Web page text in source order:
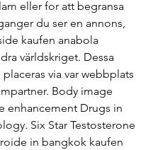
eller for att begransa
du ser en annons,
kaufen anabola
världskriget. Dessa
via var webbplats
Body image
enhancement Drugs in
Six Star Testosterone
in bangkok kaufen